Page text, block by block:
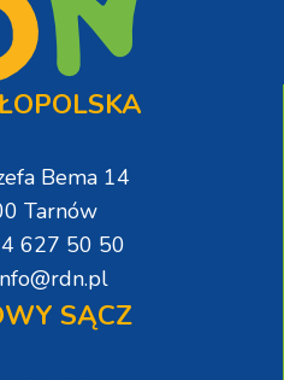
Bema 14
Tarnów
627 50 50
SĄCZ